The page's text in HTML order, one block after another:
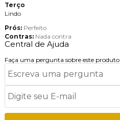
Terço
Lindo
Prós: Perfeito
Contras: Nada contra
Central de Ajuda
Faça uma pergunta sobre este produto